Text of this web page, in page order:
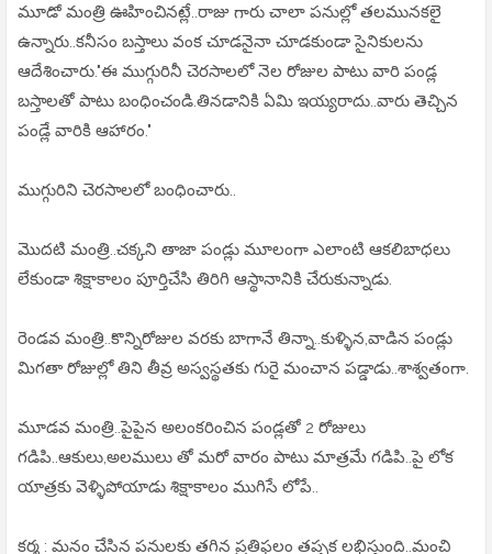
మూడో మంత్రి ఊహించినట్లే..రాజు గారు చాలా పనుల్లో తలమునకలై
ఉన్నారు..కనీసం బస్తాలు వంక చూడనైనా చూడకుండా సైనికులను
ఆదేశించారు."ఈ ముగ్గురినీ చెరసాలలో నెల రోజుల పాటు వారి పండ్ల
బస్తాలతో పాటు బంధించండి.తినడానికి ఏమి ఇయ్యరాదు..వారు తెచ్చిన
పండ్లే వారికి ఆహారం."
ముగ్గురిని చెరసాలలో బంధించారు..
మొదటి మంత్రి..చక్కని తాజా పండ్లు మూలంగా ఎలాంటి ఆకలిబాధలు
లేకుండా శిక్షాకాలం పూర్తిచేసి తిరిగి ఆస్థానానికి చేరుకున్నాడు.
రెండవ మంత్రి..కొన్నిరోజుల వరకు బాగానే తిన్నా..కుళ్ళిన,వాడిన పండ్లు
మిగతా రోజుల్లో తిని తీవ్ర అస్వస్థతకు గురై మంచాన పడ్డాడు..శాశ్వతంగా.
మూడవ మంత్రి..పైపైన అలంకరించిన పండ్లతో 2 రోజులు
గడిపి..ఆకులు,అలములు తో మరో వారం పాటు మాత్రమే గడిపి..పై లోక
యాత్రకు వెళ్ళిపోయాడు శిక్షాకాలం ముగిసే లోపే..
కర్మ : మనం చేసిన పనులకు తగిన ప్రతిఫలం తప్పక లభిస్తుంది..మంచి